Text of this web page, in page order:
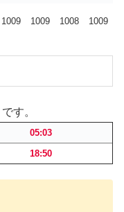
1009 1009 1008 1009
す。
05:03
18:50